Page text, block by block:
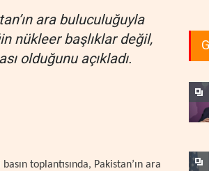
ara buluculuğuyla
nükleer başlıklar değil,
olduğunu açıkladı.
toplantısında, Pakistan’ın ara